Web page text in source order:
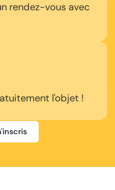
rendez-vous avec
l'objet !